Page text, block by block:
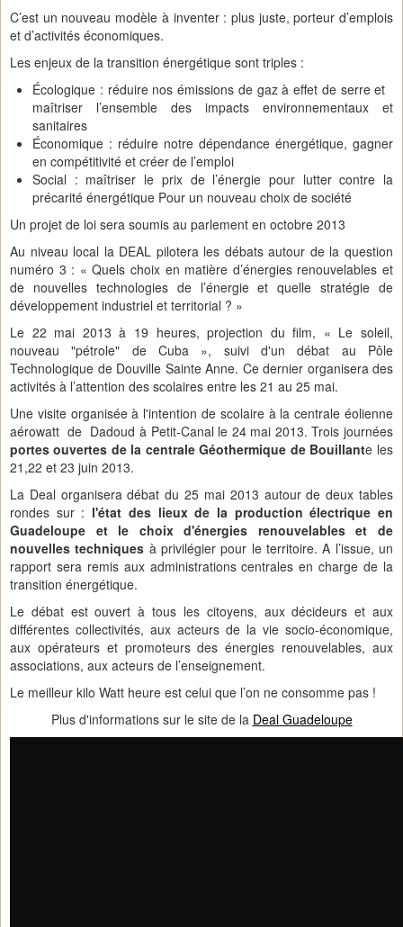
C’est un nouveau modèle à inventer : plus juste, porteur d’emplois
et d’activités économiques.
Les enjeux de la transition énergétique sont triples :
Écologique : réduire nos émissions de gaz à effet de serre et
maîtriser l’ensemble des impacts environnementaux et
sanitaires
Économique : réduire notre dépendance énergétique, gagner
en compétitivité et créer de l’emploi
Social : maîtriser le prix de l’énergie pour lutter contre la
précarité énergétique Pour un nouveau choix de société
Un projet de loi sera soumis au parlement en octobre 2013
Au niveau local la DEAL pilotera les débats autour de la question
numéro 3 : « Quels choix en matière d’énergies renouvelables et
de nouvelles technologies de l’énergie et quelle stratégie de
développement industriel et territorial ? »
Le 22 mai 2013 à 19 heures, projection du film, « Le soleil,
nouveau "pétrole" de Cuba », suivi d'un débat au Pôle
Technologique de Douville Sainte Anne. Ce dernier organisera des
activités à l’attention des scolaires entre les 21 au 25 mai.
Une visite organisée à l'intention de scolaire à la centrale éolienne
aérowatt de Dadoud à Petit-Canal le 24 mai 2013. Trois journées
portes ouvertes de la centrale Géothermique de Bouillante les
21,22 et 23 juin 2013.
La Deal organisera débat du 25 mai 2013 autour de deux tables
rondes sur : l'état des lieux de la production électrique en
Guadeloupe et le choix d'énergies renouvelables et de
nouvelles techniques à privilégier pour le territoire. A l’issue, un
rapport sera remis aux administrations centrales en charge de la
transition énergétique.
Le débat est ouvert à tous les citoyens, aux décideurs et aux
différentes collectivités, aux acteurs de la vie socio-économique,
aux opérateurs et promoteurs des énergies renouvelables, aux
associations, aux acteurs de l’enseignement.
Le meilleur kilo Watt heure est celui que l’on ne consomme pas !
Plus d'informations sur le site de la Deal Guadeloupe